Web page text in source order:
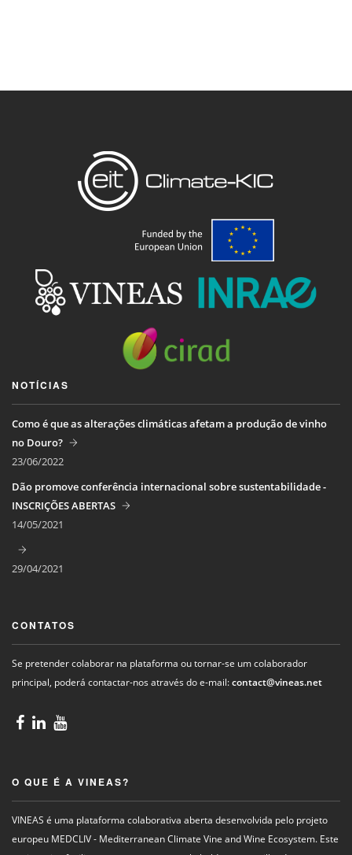
NOTÍCIAS
Como é que as alterações climáticas afetam a produção de vinho
no Douro?
23/06/2022
Dão promove conferência internacional sobre sustentabilidade -
INSCRIÇÕES ABERTAS
14/05/2021
29/04/2021
CONTATOS
Se pretender colaborar na plataforma ou tornar-se um colaborador
principal, poderá contactar-nos através do e-mail:contact@vineas.net
O QUE É A VINEAS?
VINEAS é uma plataforma colaborativa aberta desenvolvida pelo projeto
europeu MEDCLIV - Mediterranean Climate Vine and Wine Ecosystem. Este